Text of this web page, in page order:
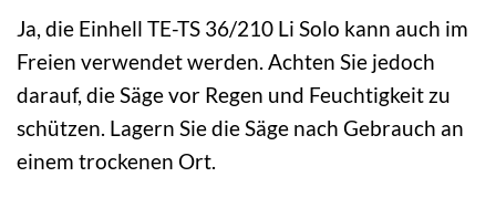
Ja, die Einhell TE-TS 36/210 Li Solo kann auch im
Freien verwendet werden. Achten Sie jedoch
darauf, die Säge vor Regen und Feuchtigkeit zu
schützen. Lagern Sie die Säge nach Gebrauch an
einem trockenen Ort.